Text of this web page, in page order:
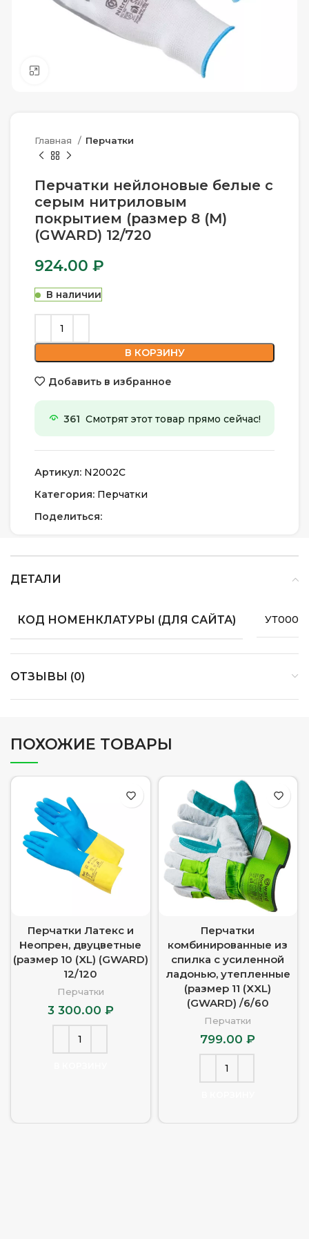
Главная Перчатки
Перчатки нейлоновые белые с
серым нитриловым
покрытием (размер 8 (M)
(GWARD) 12/720
924.00 ₽
В наличии
В КОРЗИНУ
Добавить в избранное
361 Смотрят этот товар прямо сейчас!
Артикул: N2002C
Категория: Перчатки
Поделиться:
ДЕТАЛИ
КОД НОМЕНКЛАТУРЫ (ДЛЯ САЙТА)
ОТЗЫВЫ (0)
ПОХОЖИЕ ТОВАРЫ
Перчатки Латекс и
Неопрен, двуцветные
(размер 10 (XL) (GWARD)
12/120
Перчатки
3 300.00 ₽
Перчатки
комбинированные из
спилка с усиленной
ладонью, утепленные
(размер 11 (XXL)
(GWARD) /6/60
Перчатки
799.00₽